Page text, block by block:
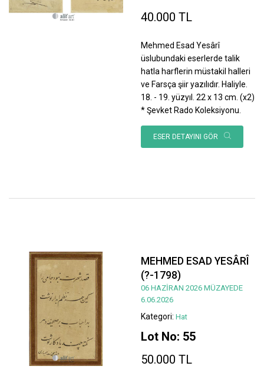
40.000 TL
Mehmed Esad Yesârî
üslubundaki eserlerde talik
hatla harflerin müstakil halleri
ve Farsça şiir yazılıdır. Haliyle.
18. - 19. yüzyıl. 22 x 13 cm. (x2)
* Şevket Rado Koleksiyonu.
ESER DETAYINI GÖR
MEHMED ESAD YESÂRÎ
(?-1798)
06 HAZİRAN 2026 MÜZAYEDE
6.06.2026
Kategori: Hat
Lot No: 55
50.000 TL